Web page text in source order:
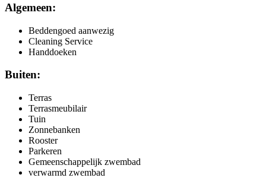
Algemeen:
Beddengoed aanwezig
Cleaning Service
Handdoeken
Buiten:
Terras
Terrasmeubilair
Tuin
Zonnebanken
Rooster
Parkeren
Gemeenschappelijk zwembad
verwarmd zwembad